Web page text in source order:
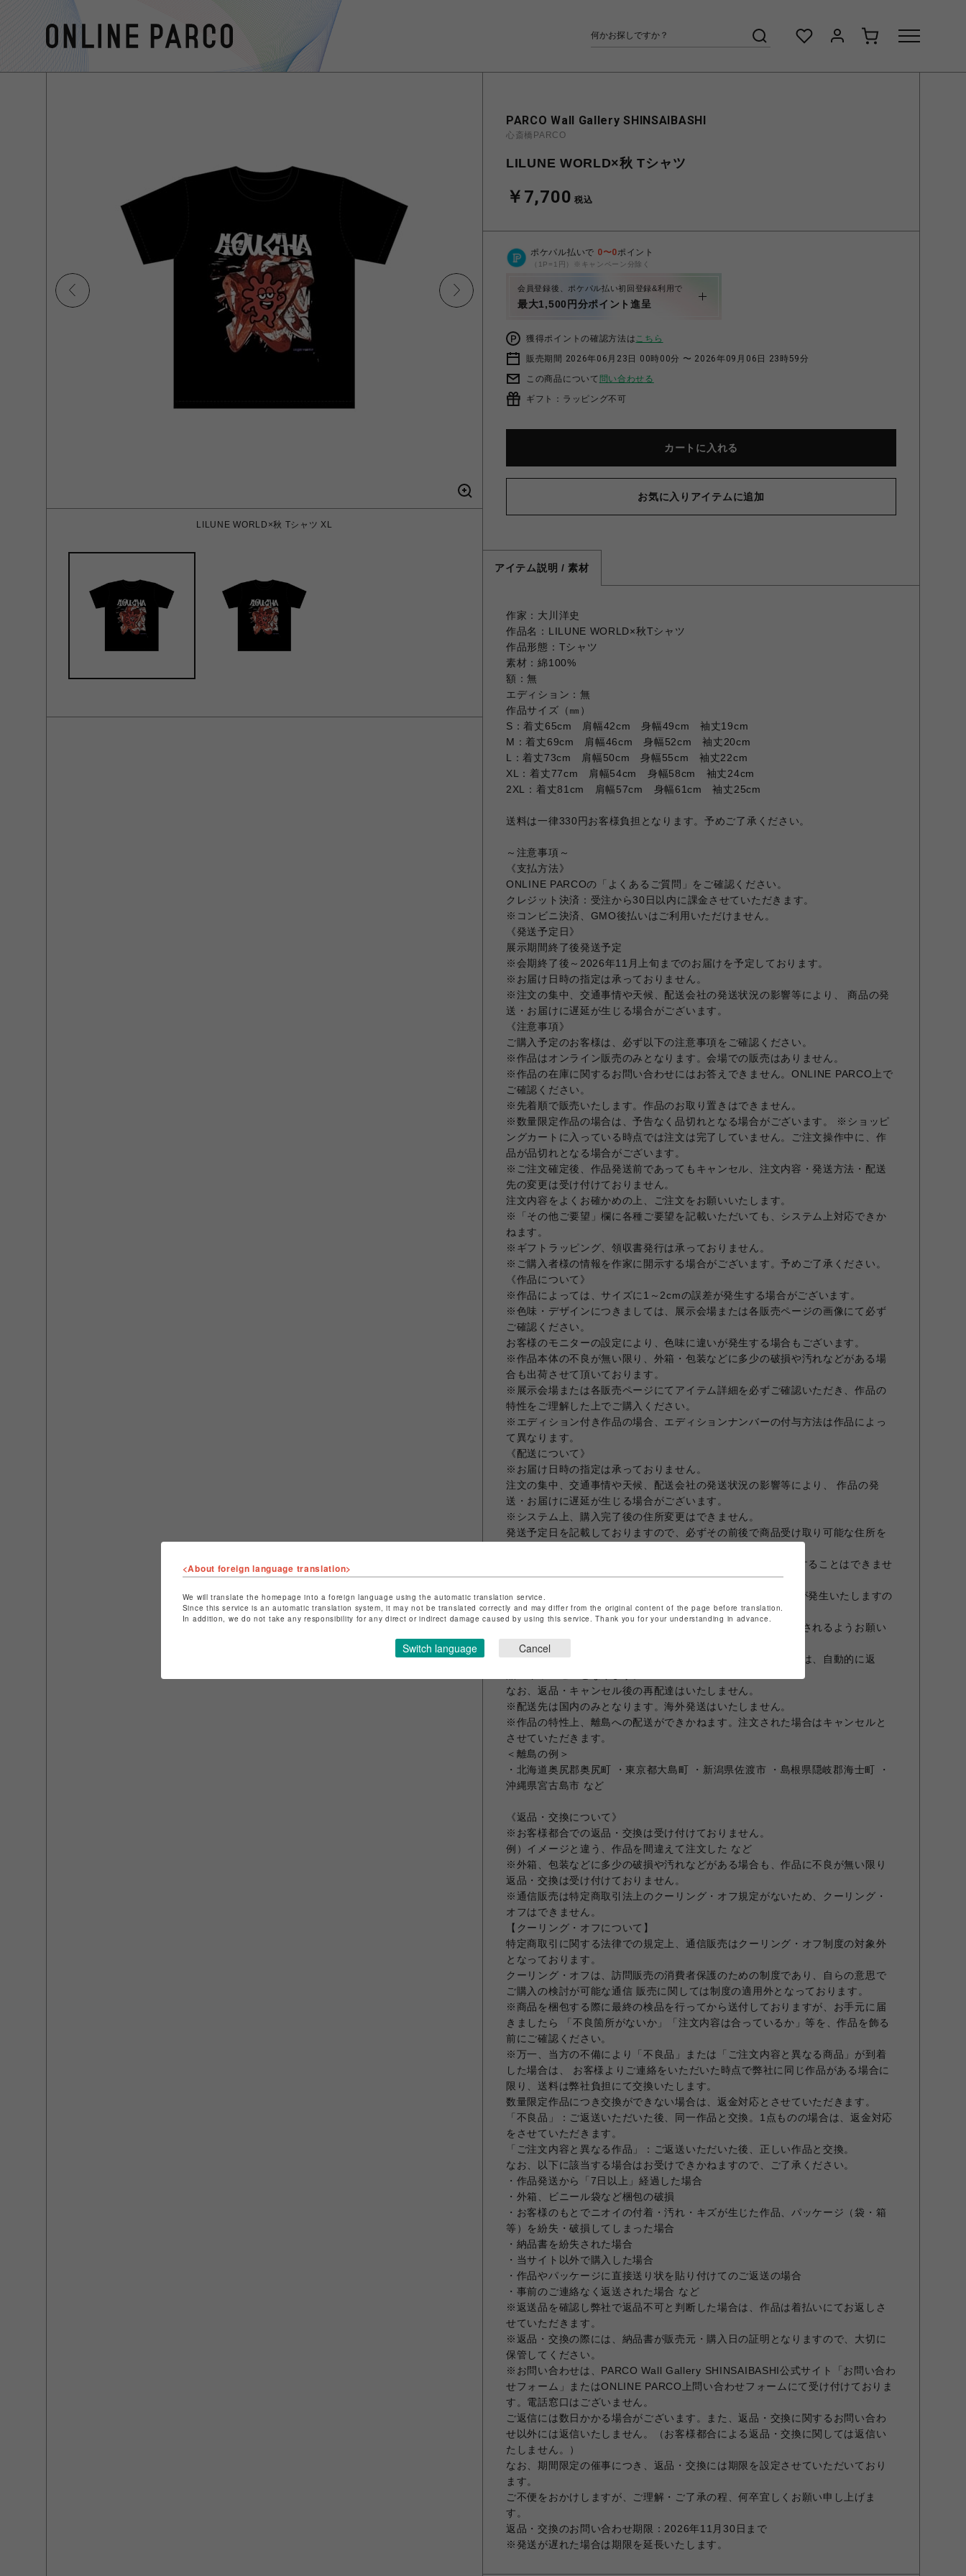
LILUNE WORLD×秋 Tシャツ XL
PARCO Wall Gallery SHINSAIBASHI
心斎橋PARCO
LILUNE WORLD×秋 Tシャツ
￥7,700 税込
ポケパル払いで 0〜0ポイント
（1P=1円）※キャンペーン分除く
会員登録後、ポケパル払い初回登録&利用で
最大1,500円分ポイント進呈
獲得ポイントの確認方法はこちら
販売期間 2026年06月23日 00時00分 〜 2026年09月06日 23時59分
この商品について 問い合わせる
ギフト：ラッピング不可
カートに入れる
お気に入りアイテムに追加
アイテム説明 / 素材
作家：大川洋史
作品名：LILUNE WORLD×秋Tシャツ
作品形態：Tシャツ
素材：綿100%
額：無
エディション：無
作品サイズ（㎜）
S：着丈65cm 肩幅42cm 身幅49cm 袖丈19cm
M：着丈69cm 肩幅46cm 身幅52cm 袖丈20cm
L：着丈73cm 肩幅50cm 身幅55cm 袖丈22cm
XL：着丈77cm 肩幅54cm 身幅58cm 袖丈24cm
2XL：着丈81cm 肩幅57cm 身幅61cm 袖丈25cm
送料は一律330円お客様負担となります。予めご了承ください。
～注意事項～
《支払方法》
ONLINE PARCOの「よくあるご質問」をご確認ください。
クレジット決済：受注から30日以内に課金させていただきます。
※コンビニ決済、GMO後払いはご利用いただけません。
《発送予定日》
展示期間終了後発送予定
※会期終了後～2026年11月上旬までのお届けを予定しております。
※お届け日時の指定は承っておりません。
※注文の集中、交通事情や天候、配送会社の発送状況の影響等により、 商品の発
送・お届けに遅延が生じる場合がございます。
《注意事項》
ご購入予定のお客様は、必ず以下の注意事項をご確認ください。
※作品はオンライン販売のみとなります。会場での販売はありません。
※作品の在庫に関するお問い合わせにはお答えできません。ONLINE PARCO上で
ご確認ください。
※先着順で販売いたします。作品のお取り置きはできません。
※数量限定作品の場合は、予告なく品切れとなる場合がございます。 ※ショッピ
ングカートに入っている時点では注文は完了していません。ご注文操作中に、作
品が品切れとなる場合がございます。
※ご注文確定後、作品発送前であってもキャンセル、注文内容・発送方法・配送
先の変更は受け付けておりません。
注文内容をよくお確かめの上、ご注文をお願いいたします。
※「その他ご要望」欄に各種ご要望を記載いただいても、システム上対応できか
ねます。
※ギフトラッピング、領収書発行は承っておりません。
※ご購入者様の情報を作家に開示する場合がございます。予めご了承ください。
《作品について》
※作品によっては、サイズに1～2cmの誤差が発生する場合がございます。
※色味・デザインにつきましては、展示会場または各販売ページの画像にて必ず
ご確認ください。
お客様のモニターの設定により、色味に違いが発生する場合もございます。
※作品本体の不良が無い限り、外箱・包装などに多少の破損や汚れなどがある場
合も出荷させて頂いております。
※展示会場または各販売ページにてアイテム詳細を必ずご確認いただき、作品の
特性をご理解した上でご購入ください。
※エディション付き作品の場合、エディションナンバーの付与方法は作品によっ
て異なります。
《配送について》
※お届け日時の指定は承っておりません。
注文の集中、交通事情や天候、配送会社の発送状況の影響等により、 作品の発
送・お届けに遅延が生じる場合がございます。
※システム上、購入完了後の住所変更はできません。
発送予定日を記載しておりますので、必ずその前後で商品受け取り可能な住所を
※作品は1点ずつ梱包し発送を行うため、作品をまとめて発送することはできませ
ん。
※複数の作品を1度のご注文で決済した際も、作品ごとに送料が発生いたしますの
で、ご了承ください。
※ご注文いただいた作品は、お客様の責任により必ずお引取りされるようお願い
いたします。
万一、保管期間を超えてもお荷物をお引取りいただけない場合は、自動的に返
なお、返品・キャンセル後の再配達はいたしません。
※配送先は国内のみとなります。海外発送はいたしません。
※作品の特性上、離島への配送ができかねます。注文された場合はキャンセルと
させていただきます。
＜離島の例＞
・北海道奥尻郡奥尻町 ・東京都大島町 ・新潟県佐渡市 ・島根県隠岐郡海士町 ・
沖縄県宮古島市 など
《返品・交換について》
※お客様都合での返品・交換は受け付けておりません。
例）イメージと違う、作品を間違えて注文した など
※外箱、包装などに多少の破損や汚れなどがある場合も、作品に不良が無い限り
返品・交換は受け付けておりません。
※通信販売は特定商取引法上のクーリング・オフ規定がないため、クーリング・
オフはできません。
【クーリング・オフについて】
特定商取引に関する法律での規定上、通信販売はクーリング・オフ制度の対象外
となっております。
クーリング・オフは、訪問販売の消費者保護のための制度であり、自らの意思で
ご購入の検討が可能な通信 販売に関しては制度の適用外となっております。
※商品を梱包する際に最終の検品を行ってから送付しておりますが、お手元に届
きましたら 「不良箇所がないか」「注文内容は合っているか」等を、作品を飾る
前にご確認ください。
※万一、当方の不備により「不良品」または「ご注文内容と異なる商品」が到着
した場合は、 お客様よりご連絡をいただいた時点で弊社に同じ作品がある場合に
限り、送料は弊社負担にて交換いたします。
数量限定作品につき交換ができない場合は、返金対応とさせていただきます。
「不良品」：ご返送いただいた後、同一作品と交換。1点ものの場合は、返金対応
をさせていただきます。
「ご注文内容と異なる作品」：ご返送いただいた後、正しい作品と交換。
なお、以下に該当する場合はお受けできかねますので、ご了承ください。
・作品発送から「7日以上」経過した場合
・外箱、ビニール袋など梱包の破損
・お客様のもとでニオイの付着・汚れ・キズが生じた作品、パッケージ（袋・箱
等）を紛失・破損してしまった場合
・納品書を紛失された場合
・当サイト以外で購入した場合
・作品やパッケージに直接送り状を貼り付けてのご返送の場合
・事前のご連絡なく返送された場合 など
※返送品を確認し弊社で返品不可と判断した場合は、作品は着払いにてお返しさ
せていただきます。
※返品・交換の際には、納品書が販売元・購入日の証明となりますので、大切に
保管してください。
※お問い合わせは、PARCO Wall Gallery SHINSAIBASHI公式サイト「お問い合わ
せフォーム」またはONLINE PARCO上問い合わせフォームにて受け付けておりま
す。電話窓口はございません。
ご返信には数日かかる場合がございます。また、返品・交換に関するお問い合わ
せ以外には返信いたしません。（お客様都合による返品・交換に関しては返信い
たしません。）
なお、期間限定の催事につき、返品・交換には期限を設定させていただいており
ます。
ご不便をおかけしますが、ご理解・ご了承の程、何卒宜しくお願い申し上げま
す。
返品・交換のお問い合わせ期限：2026年11月30日まで
※発送が遅れた場合は期限を延長いたします。
<About foreign language translation>
We will translate the homepage into a foreign language using the automatic translation service.
Since this service is an automatic translation system, it may not be translated correctly and may differ from the original content of the page before translation.
In addition, we do not take any responsibility for any direct or indirect damage caused by using this service. Thank you for your understanding in advance.
Switch language Cancel